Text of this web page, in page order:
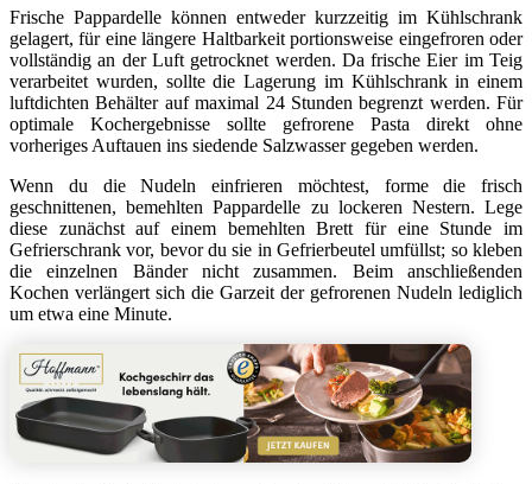
Frische Pappardelle können entweder kurzzeitig im Kühlschrank
gelagert, für eine längere Haltbarkeit portionsweise eingefroren oder
vollständig an der Luft getrocknet werden. Da frische Eier im Teig
verarbeitet wurden, sollte die Lagerung im Kühlschrank in einem
luftdichten Behälter auf maximal 24 Stunden begrenzt werden. Für
optimale Kochergebnisse sollte gefrorene Pasta direkt ohne
vorheriges Auftauen ins siedende Salzwasser gegeben werden.
Wenn du die Nudeln einfrieren möchtest, forme die frisch
geschnittenen, bemehlten Pappardelle zu lockeren Nestern. Lege
diese zunächst auf einem bemehlten Brett für eine Stunde im
Gefrierschrank vor, bevor du sie in Gefrierbeutel umfüllst; so kleben
die einzelnen Bänder nicht zusammen. Beim anschließenden
Kochen verlängert sich die Garzeit der gefrorenen Nudeln lediglich
um etwa eine Minute.